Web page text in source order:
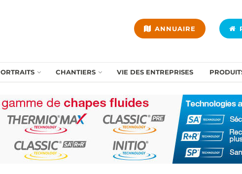
ANNUAIRE
CHANTIERS VIE DES ENTREPRISES